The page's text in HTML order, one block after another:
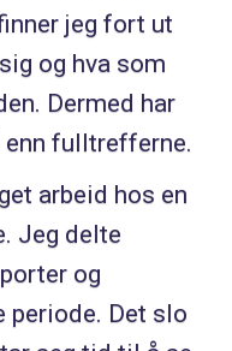
jeg fort ut
og hva som
Dermed har
fulltrefferne.
arbeid hos en
Jeg delte
og
periode. Det slo